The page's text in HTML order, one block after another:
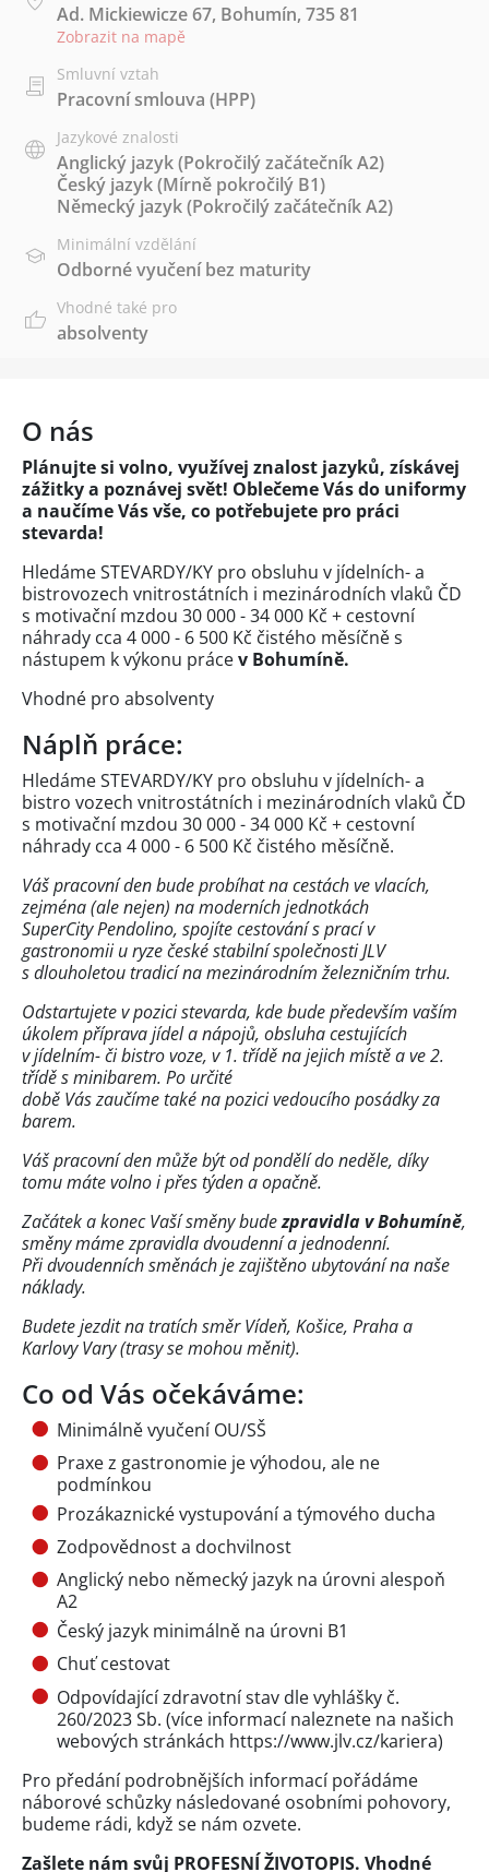
Ad. Mickiewicze 67, Bohumín, 735 81
Zobrazit na mapě
Smluvní vztah
Pracovní smlouva (HPP)
Jazykové znalosti
Anglický jazyk(Pokročilý začátečník A2)
Český jazyk(Mírně pokročilý B1)
Německý jazyk(Pokročilý začátečník A2)
Minimální vzdělání
Odborné vyučení bez maturity
Vhodné také pro
absolventy
O nás
Plánujte si volno, využívej znalost jazyků, získávej
zážitky a poznávej svět! Oblečeme Vás do uniformy
a naučíme Vás vše, co potřebujete pro práci
stevarda!
Hledáme STEVARDY/KY pro obsluhu v jídelních- a
bistrovozech vnitrostátních i mezinárodních vlaků ČD
s motivační mzdou 30 000 - 34 000 Kč + cestovní
náhrady cca 4 000 - 6 500 Kč čistého měsíčněs
nástupem k výkonu prácev Bohumíně.
Vhodné pro absolventy
Náplň práce:
Hledáme STEVARDY/KY pro obsluhu v jídelních- a
bistro vozech vnitrostátních i mezinárodních vlaků ČD
s motivační mzdou 30 000 - 34 000 Kč + cestovní
náhrady cca 4 000 - 6 500 Kč čistého měsíčně.
Váš pracovní den bude probíhat na cestách ve vlacích,
zejména (ale nejen) na moderních jednotkách
SuperCity Pendolino, spojíte cestování s prací v
gastronomii u ryze české stabilní společnosti JLV
s dlouholetou tradicí na mezinárodním železničním trhu.
Odstartujete v pozici stevarda, kde bude především vaším
úkolem příprava jídel a nápojů, obsluha cestujících
v jídelním- či bistro voze, v 1. třídě na jejich místě a ve 2.
třídě s minibarem. Po určité
době Vás zaučíme také na pozici vedoucího posádky za
barem.
Váš pracovní den může být od pondělí do neděle, díky
tomu máte volno i přes týden a opačně.
Začátek a konec Vaší směny budezpravidla v Bohumíně,
směny máme zpravidla dvoudenní a jednodenní.
Při dvoudenních směnách je zajištěno ubytování na naše
náklady.
Budete jezdit na tratích směr Vídeň, Košice, Praha a
Karlovy Vary (trasy se mohou měnit).
Co od Vás očekáváme:
Minimálně vyučení OU/SŠ
Praxe z gastronomie je výhodou, ale ne
podmínkou
Prozákaznické vystupování a týmového ducha
Zodpovědnost a dochvilnost
Anglický nebo německý jazyk na úrovni alespoň
A2
Český jazyk minimálně na úrovni B1
Chuť cestovat
Odpovídající zdravotní stav dle vyhlášky č.
260/2023 Sb. (více informací naleznete na našich
webových stránkách https://www.jlv.cz/kariera)
Pro předání podrobnějších informací pořádáme
náborové schůzky následované osobními pohovory,
budeme rádi, když se nám ozvete.
Zašlete nám svůj PROFESNÍ ŽIVOTOPIS. Vhodné